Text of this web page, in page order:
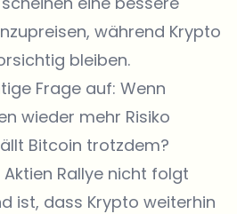
während Krypto
bleiben.
Frage auf: Wenn
wieder mehr Risiko
Bitcoin trotzdem?
Rallye nicht folgt
ist, dass Krypto weiterhin